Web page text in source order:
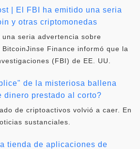
| El FBI ha emitido una seria
y otras criptomonedas
seria advertencia sobre
Finance informó que la
(FBI) de EE. UU.
de la misteriosa ballena
dinero prestado al corto?
de criptoactivos volvió a caer. En
sustanciales.
tienda de aplicaciones de